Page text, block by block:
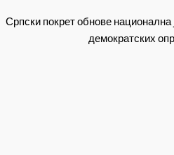
Српски покрет обнове национална
демократских